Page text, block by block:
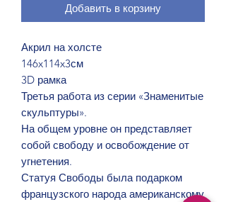
Добавить в корзину
Акрил на холсте
146x114x3см
3D рамка
Третья работа из серии «Знаменитые
скульптуры».
На общем уровне он представляет
собой свободу и освобождение от
угнетения.
Статуя Свободы была подарком
французского народа американскому